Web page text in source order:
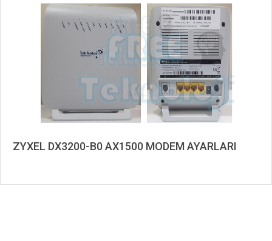
ZYXEL DX3200-B0 AX1500 MODEM AYARLARI